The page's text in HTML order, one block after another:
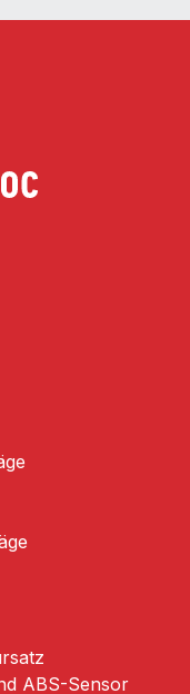
ABS-Sensor